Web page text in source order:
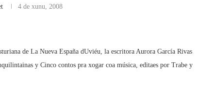
4 de xunu, 2008
de La Nueva España dUviéu, la escritora Aurora García Rivas
y Cinco contos pra xogar coa música, editaes por Trabe y